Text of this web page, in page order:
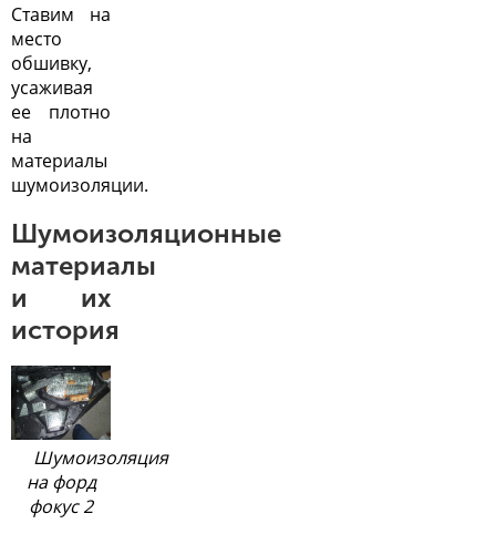
Ставим на
место
обшивку,
усаживая
ее плотно
на
материалы
шумоизоляции.
Шумоизоляционные
материалы
и их
история
Шумоизоляция
на форд
фокус 2